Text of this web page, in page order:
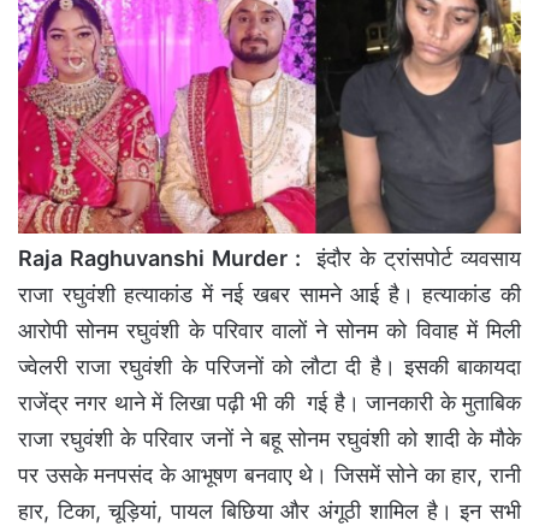
Raja Raghuvanshi Murder :
इंदौर के ट्रांसपोर्ट व्यवसाय
राजा रघुवंशी हत्याकांड में नई खबर सामने आई है। हत्याकांड की
आरोपी सोनम रघुवंशी के परिवार वालों ने सोनम को विवाह में मिली
ज्वेलरी राजा रघुवंशी के परिजनों को लौटा दी है। इसकी बाकायदा
राजेंद्र नगर थाने में लिखा पढ़ी भी की गई है। जानकारी के मुताबिक
राजा रघुवंशी के परिवार जनों ने बहू सोनम रघुवंशी को शादी के मौके
पर उसके मनपसंद के आभूषण बनवाए थे। जिसमें सोने का हार, रानी
हार, टिका, चूड़ियां, पायल बिछिया और अंगूठी शामिल है। इन सभी